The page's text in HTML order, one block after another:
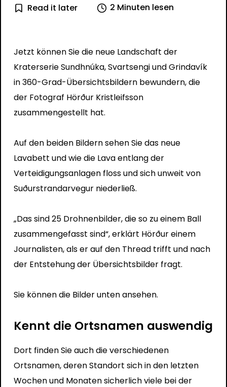
Read it later 2 Minuten lesen
Jetzt können Sie die neue Landschaft der
Kraterserie Sundhnúka, Svartsengi und Grindavík
in 360-Grad-Übersichtsbildern bewundern, die
der Fotograf Hörður Kristleifsson
zusammengestellt hat.
Auf den beiden Bildern sehen Sie das neue
Lavabett und wie die Lava entlang der
Verteidigungsanlagen floss und sich unweit von
Suðurstrandarvegur niederließ.
„Das sind 25 Drohnenbilder, die so zu einem Ball
zusammengefasst sind“, erklärt Hörður einem
Journalisten, als er auf den Thread trifft und nach
der Entstehung der Übersichtsbilder fragt.
Sie können die Bilder unten ansehen.
Kennt die Ortsnamen auswendig
Dort finden Sie auch die verschiedenen
Ortsnamen, deren Standort sich in den letzten
Wochen und Monaten sicherlich viele bei der